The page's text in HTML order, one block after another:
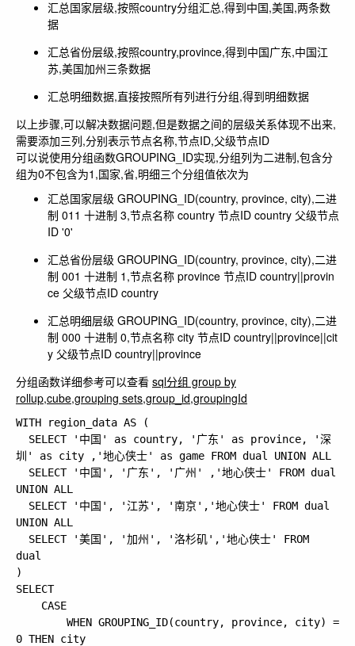
汇总国家层级,按照country分组汇总,得到中国,美国,两条数
据
汇总省份层级,按照country,province,得到中国广东,中国江
苏,美国加州三条数据
汇总明细数据,直接按照所有列进行分组,得到明细数据
以上步骤,可以解决数据问题,但是数据之间的层级关系体现不出来,
需要添加三列,分别表示节点名称,节点ID,父级节点ID
可以说使用分组函数GROUPING_ID实现,分组列为二进制,包含分
组为0不包含为1,国家,省,明细三个分组值依次为
汇总国家层级 GROUPING_ID(country, province, city),二进
制 011 十进制 3,节点名称 country 节点ID country 父级节点
ID '0'
汇总省份层级 GROUPING_ID(country, province, city),二进
制 001 十进制 1,节点名称 province 节点ID country||provin
ce 父级节点ID country
汇总明细层级 GROUPING_ID(country, province, city),二进
制 000 十进制 0,节点名称 city 节点ID country||province||cit
y 父级节点ID country||province
分组函数详细参考可以查看 sql分组 group by
rollup,cube,grouping sets,group_id,groupingId
WITH region_data AS (
圳' as city ,'地心侠士' as game FROM dual UNION ALL
UNION ALL
UNION ALL
dual
)
SELECT
0 THEN city